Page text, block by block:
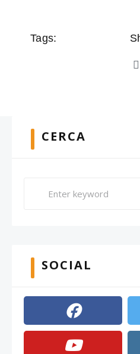
Tags:
CERCA
SOCIAL